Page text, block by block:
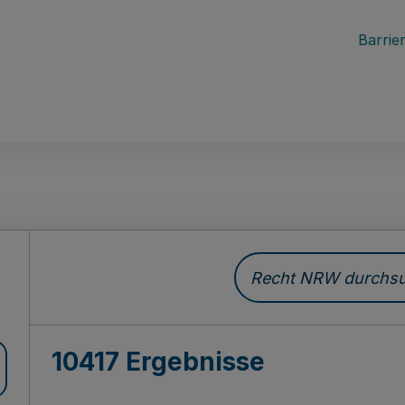
Recht NRW
10417 Ergebnisse